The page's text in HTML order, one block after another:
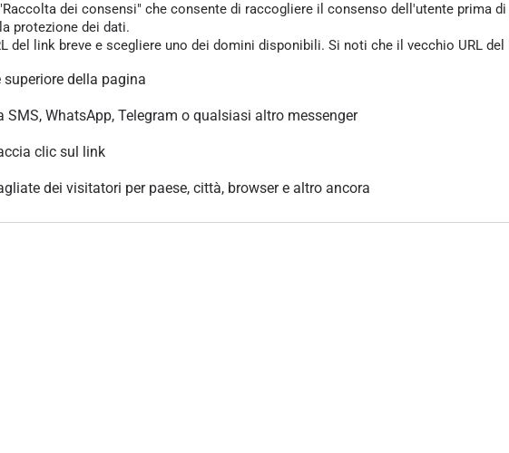
dei consensi" che consente di raccogliere il consenso dell'utente prima
protezione dei dati.
del link breve e scegliere uno dei domini disponibili. Si noti che il vecchio URL
della pagina
WhatsApp, Telegram o qualsiasi altro messenger
clic sul link
dei visitatori per paese, città, browser e altro ancora